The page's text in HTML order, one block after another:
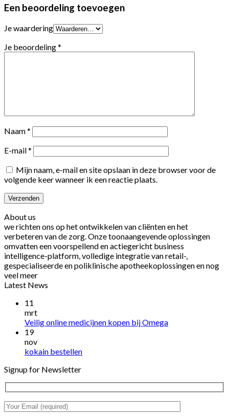
Een beoordeling toevoegen
Je waardering
Je beoordeling*
Naam*
E-mail*
Mijn naam, e-mail en site opslaan in deze browser voor de
volgende keer wanneer ik een reactie plaats.
About us
we richten ons op het ontwikkelen van cliënten en het
verbeteren van de zorg. Onze toonaangevende oplossingen
omvatten een voorspellend en actiegericht business
intelligence-platform, volledige integratie van retail-,
gespecialiseerde en poliklinische apotheekoplossingen en nog
veel meer
Latest News
11
mrt
Veilig online medicijnen kopen bij Omega
19
nov
kokain bestellen
Signup for Newsletter